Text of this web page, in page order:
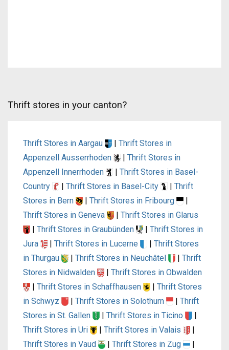
Thrift stores in your canton?
Thrift Stores in Aargau | Thrift Stores in
Appenzell Ausserrhoden
| Thrift Stores in
Appenzell Innerrhoden
| Thrift Stores in Basel-
Country
| Thrift Stores in Basel-City | Thrift
Stores in Bern
| Thrift Stores in Fribourg
|
Thrift Stores in Geneva
| Thrift Stores in Glarus
| Thrift Stores in Graubünden | Thrift Stores in
Jura
| Thrift Stores in Lucerne | Thrift Stores
in Thurgau
| Thrift Stores in Neuchâtel | Thrift
Stores in Nidwalden
| Thrift Stores in Obwalden
| Thrift Stores in Schaffhausen | Thrift Stores
in Schwyz
| Thrift Stores in Solothurn | Thrift
Stores in St. Gallen
| Thrift Stores in Ticino
|
Thrift Stores in Uri
| Thrift Stores in Valais
|
Thrift Stores in Vaud
| Thrift Stores in Zug
|